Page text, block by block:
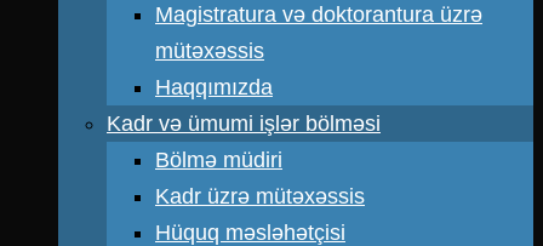
Magistratura və doktorantura üzrə
mütəxəssis
Haqqımızda
Kadr və ümumi işlər bölməsi
Bölmə müdiri
Kadr üzrə mütəxəssis
Hüquq məsləhətçisi